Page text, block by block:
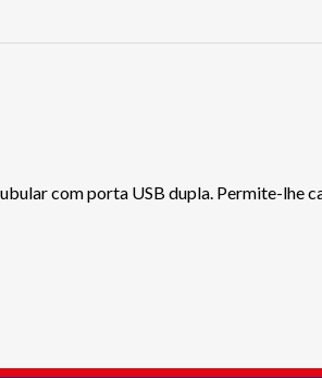
com porta USB dupla. Permite-lhe